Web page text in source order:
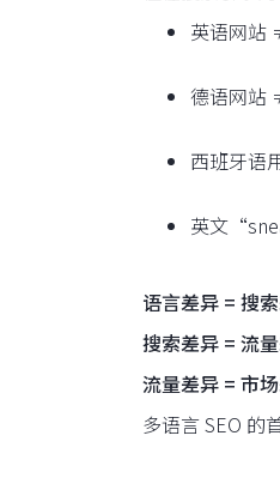
英语网站
德语网站
西班牙语
英文
语言差异 = 搜
搜索差异 = 流
流量差异 = 市
多语言 SEO 的